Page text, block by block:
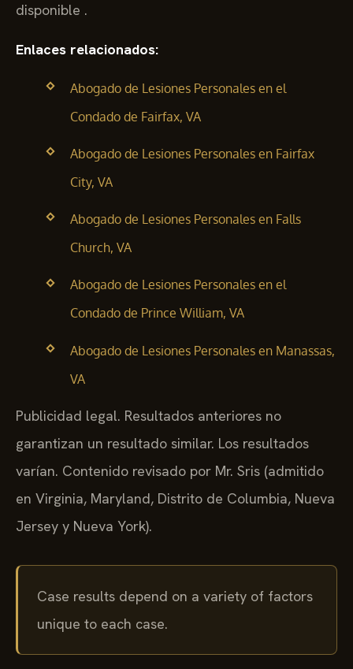
disponible .
Enlaces relacionados:
Abogado de Lesiones Personales en el
Condado de Fairfax, VA
Abogado de Lesiones Personales en Fairfax
City, VA
Abogado de Lesiones Personales en Falls
Church, VA
Abogado de Lesiones Personales en el
Condado de Prince William, VA
Abogado de Lesiones Personales en Manassas,
VA
Publicidad legal. Resultados anteriores no
garantizan un resultado similar. Los resultados
varían. Contenido revisado por Mr. Sris (admitido
en Virginia, Maryland, Distrito de Columbia, Nueva
Jersey y Nueva York).
Case results depend on a variety of factors
unique to each case.